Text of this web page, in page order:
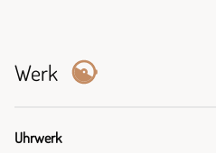
Werk
Uhrwerk